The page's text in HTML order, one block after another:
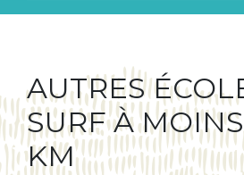
AUTRES
SURF À
KM